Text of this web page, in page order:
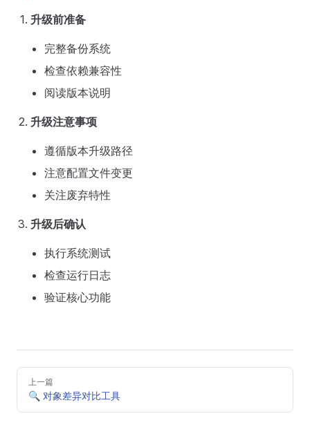
升级前准备
完整备份系统
检查依赖兼容性
阅读版本说明
升级注意事项
遵循版本升级路径
注意配置文件变更
关注废弃特性
升级后确认
执行系统测试
检查运行日志
验证核心功能
Pager
上一篇
🔍 对象差异对比工具